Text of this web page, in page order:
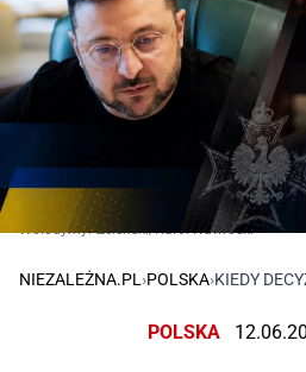
Wołodymyr Zełenski/Karol Nawrocki
NIEZALEŻNA.PL ›POLSKA›KIEDY
POLSKA